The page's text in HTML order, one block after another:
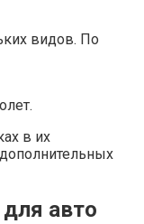
видов. По
в их
для авто